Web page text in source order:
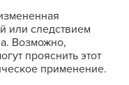
или следствием
Возможно,
прояснить этот
применение.